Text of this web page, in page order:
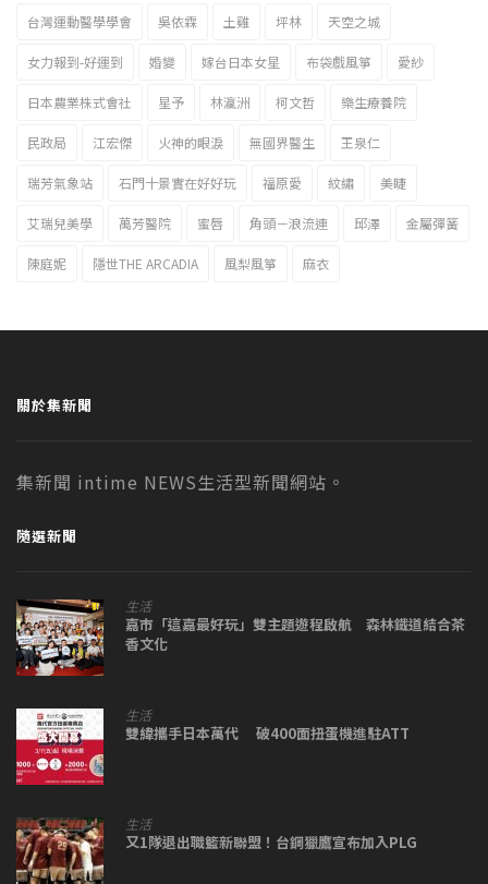
台灣運動醫學學會 吳依霖 土雞 坪林 天空之城
女力報到-好運到 婚變 嫁台日本女星 布袋戲風箏 愛紗
日本農業株式會社 星予 林瀛洲 柯文哲 樂生療養院
民政局 江宏傑 火神的眼淚 無國界醫生 王泉仁
瑞芳氣象站 石門十景實在好好玩 福原愛 紋繡 美睫
艾瑞兒美學 萬芳醫院 蜜唇 角頭－浪流連 邱澤 金屬彈簧
陳庭妮 隱世THE ARCADIA 風梨風箏 麻衣
關於集新聞
集新聞 intime NEWS生活型新聞網站。
隨選新聞
生活
嘉市「這嘉最好玩」雙主題遊程啟航 森林鐵道結合茶
香文化
生活
雙緯攜手日本萬代 破400面扭蛋機進駐ATT
生活
又1隊退出職籃新聯盟！台鋼獵鷹宣布加入PLG